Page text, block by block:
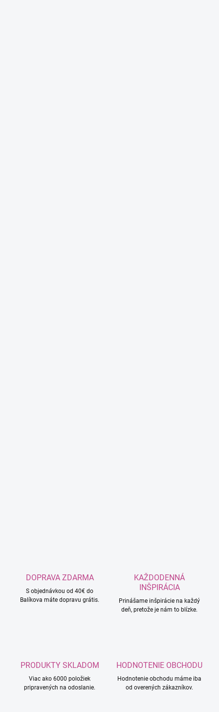
DOPRAVA ZDARMA
S objednávkou od 40€ do
Balíkova máte dopravu grátis.
KAŽDODENNÁ
INŠPIRÁCIA
Prinášame inšpirácie na každý
deň, pretože je nám to blízke.
PRODUKTY SKLADOM
Viac ako 6000 položiek
pripravených na odoslanie.
HODNOTENIE OBCHODU
Hodnotenie obchodu máme iba
od overených zákazníkov.